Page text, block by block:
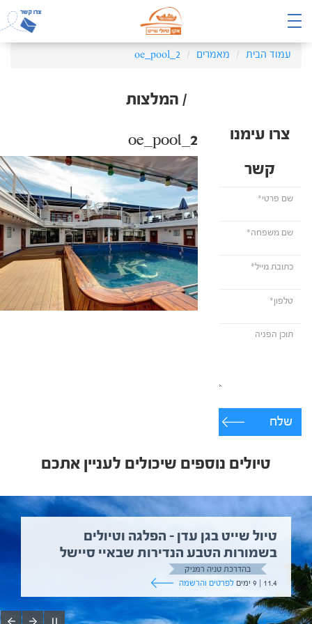
עמוד הבית מאמרים oe_pool_2
/ המלצות
צרו עימנו
קשר
שלח
oe_pool_2
טיולים נוספים שיכולים לעניין אתכם
טיול שייט בגן עדן – הפלגה וטיולים
בשמורות הטבע הנדירות שבאיי סיישל
בהדרכת טניה רמניק
11.4 | 9 ימים
לפרטים והרשמה